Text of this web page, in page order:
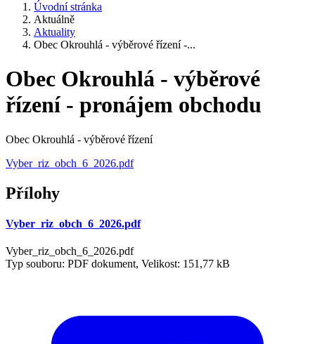
Úvodní stránka
Aktuálně
Aktuality
Obec Okrouhlá - výběrové řízení -...
Obec Okrouhlá - výběrové
řízení - pronájem obchodu
Obec Okrouhlá - výběrové řízení
Vyber_riz_obch_6_2026.pdf
Přílohy
Vyber_riz_obch_6_2026.pdf
Vyber_riz_obch_6_2026.pdf
Typ souboru: PDF dokument, Velikost: 151,77 kB